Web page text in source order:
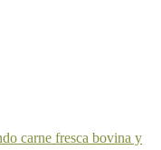
carne fresca bovina y